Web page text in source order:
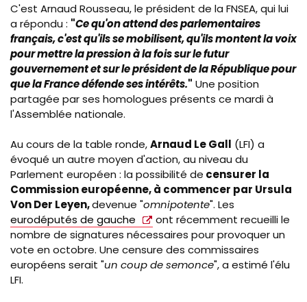
C'est Arnaud Rousseau, le président de la FNSEA, qui lui
a répondu : "Ce qu'on attend des parlementaires
français, c'est qu'ils se mobilisent, qu'ils montent la voix
pour mettre la pression à la fois sur le futur
gouvernement et sur le président de la République pour
que la France défende ses intérêts." Une position
partagée par ses homologues présents ce mardi à
l'Assemblée nationale.
Au cours de la table ronde,Arnaud Le Gall (LFI) a
évoqué un autre moyen d'action, au niveau du
Parlement européen : la possibilité de censurer la
Commission européenne, à commencer par Ursula
Von Der Leyen,devenue "omnipotente". Les
eurodéputés de gauche
ont récemment recueilli le
nombre de signatures nécessaires pour provoquer un
vote en octobre. Une censure des commissaires
européens serait "un coup de semonce", a estimé l'élu
LFI.